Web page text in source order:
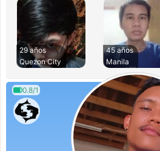
29 años
Quezon City
45 años
Manila
0.8/1